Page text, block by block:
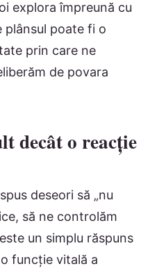
explora împreună cu
plânsul poate fi o
prin care ne
de povara
decât o reacție
deseori să „nu
să ne controlăm
un simplu răspuns
funcție vitală a